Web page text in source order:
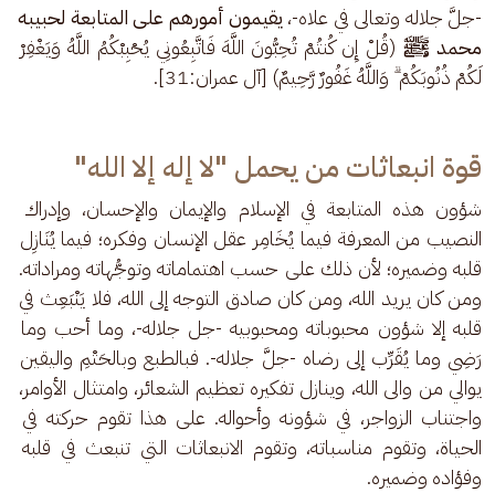
-جلَّ جلاله وتعالى في علاه-، يقيمون أمورهم على المتابعة لحبيبه
محمد ﷺ (قُلْ إِن كُنتُمْ تُحِبُّونَ اللَّهَ فَاتَّبِعُونِي يُحْبِبْكُمُ اللَّهُ وَيَغْفِرْ
لَكُمْ ذُنُوبَكُمْ ۗ وَاللَّهُ غَفُورٌ رَّحِيمٌ) [آل عمران:31].
قوة انبعاثات من يحمل "لا إله إلا الله"
شؤون هذه المتابعة في الإسلام والإيمان والإحسان، وإدراك
النصيب من المعرفة فيما يُخَامِر عقل الإنسان وفكره؛ فيما يُنَازِل
قلبه وضميره؛ لأن ذلك على حسب اهتماماته وتوجُّهاته ومراداته.
ومن كان يريد الله، ومن كان صادق التوجه إلى الله، فلا يَنْبَعِث في
قلبه إلا شؤون محبوباته ومحبوبيه -جل جلاله-، وما أحب وما
رَضِي وما يُقَرِّب إلى رضاه -جلَّ جلاله-. فبالطبع وبالحَتْمِ واليقين
يوالي من والى الله، وينازل تفكيره تعظيم الشعائر، وامتثال الأوامر،
واجتناب الزواجر، في شؤونه وأحواله. على هذا تقوم حركته في
الحياة، وتقوم مناسباته، وتقوم الانبعاثات التي تنبعث في قلبه
وفؤاده وضميره.